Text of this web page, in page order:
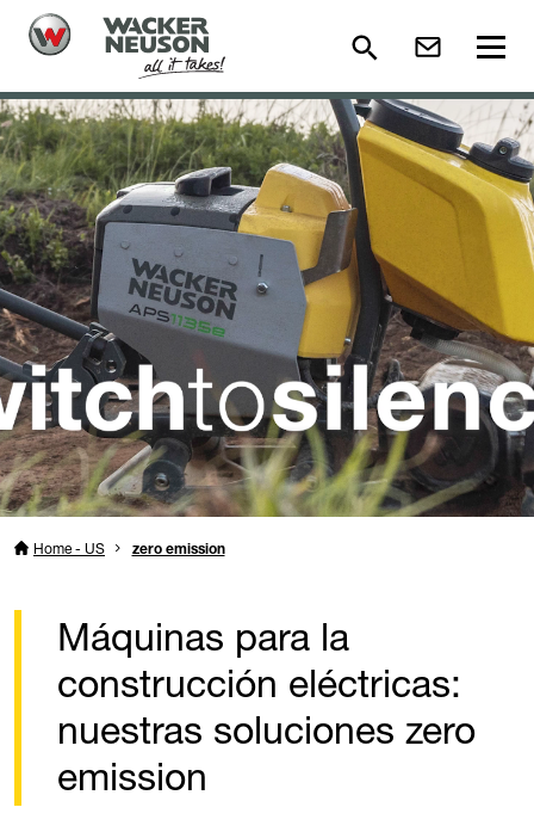
Home - US zero emission
Máquinas para la
construcción eléctricas:
nuestras soluciones zero
emission